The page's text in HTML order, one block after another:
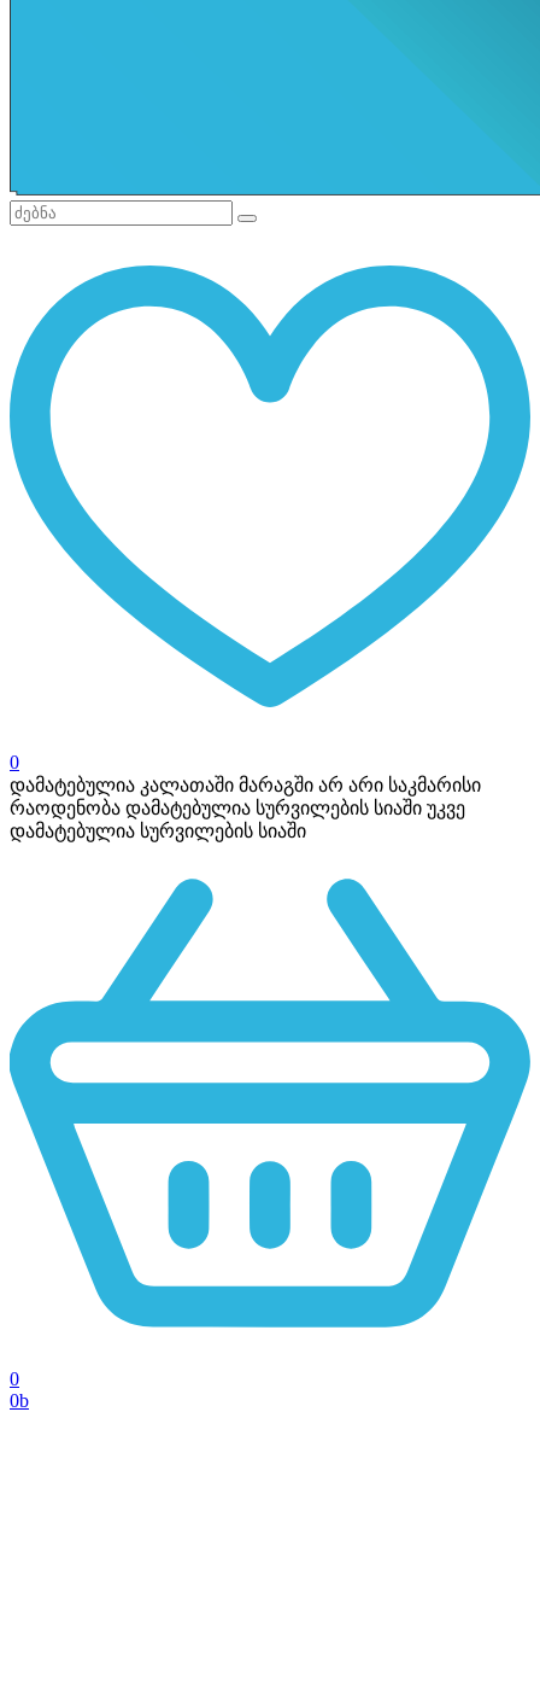
0
დამატებულია კალათაში მარაგში არ არი საკმარისი
რაოდენობა დამატებულია სურვილების სიაში უკვე
დამატებულია სურვილების სიაში
0
0b